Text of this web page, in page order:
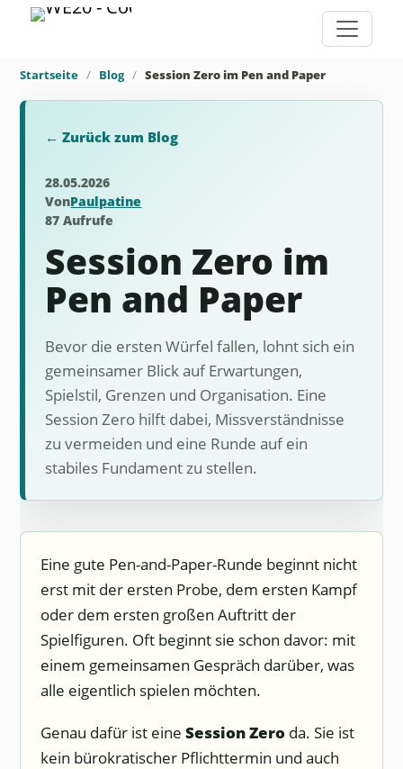
Startseite Blog Session Zero im Pen and Paper
← Zurück zum Blog
28.05.2026
VonPaulpatine
87 Aufrufe
Session Zero im
Pen and Paper
Bevor die ersten Würfel fallen, lohnt sich ein
gemeinsamer Blick auf Erwartungen,
Spielstil, Grenzen und Organisation. Eine
Session Zero hilft dabei, Missverständnisse
zu vermeiden und eine Runde auf ein
stabiles Fundament zu stellen.
Eine gute Pen-and-Paper-Runde beginnt nicht
erst mit der ersten Probe, dem ersten Kampf
oder dem ersten großen Auftritt der
Spielfiguren. Oft beginnt sie schon davor: mit
einem gemeinsamen Gespräch darüber, was
alle eigentlich spielen möchten.
Genau dafür ist eineSession Zero da. Sie ist
kein bürokratischer Pflichttermin und auch